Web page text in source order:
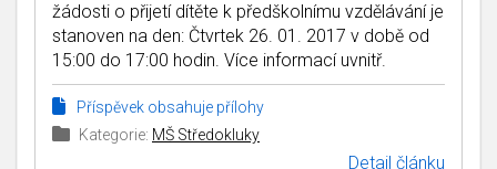
žádosti o přijetí dítěte k předškolnímu vzdělávání je
stanoven na den: Čtvrtek 26. 01. 2017 v době od
15:00 do 17:00 hodin. Více informací uvnitř.
Příspěvek obsahuje přílohy
Kategorie: MŠ Středokluky
Detail článku